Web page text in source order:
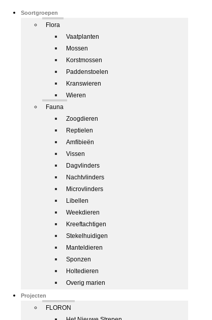
Soortgroepen
Flora
Vaatplanten
Mossen
Korstmossen
Paddenstoelen
Kranswieren
Wieren
Fauna
Zoogdieren
Reptielen
Amfibieën
Vissen
Dagvlinders
Nachtvlinders
Microvlinders
Libellen
Weekdieren
Kreeftachtigen
Stekelhuidigen
Manteldieren
Sponzen
Holtedieren
Overig marien
Projecten
FLORON